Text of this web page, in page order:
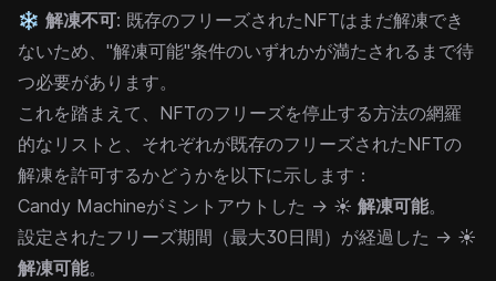
❄️ 解凍不可: 既存のフリーズされたNFTはまだ解凍でき
ないため、"解凍可能"条件のいずれかが満たされるまで待
つ必要があります。
これを踏まえて、NFTのフリーズを停止する方法の網羅
的なリストと、それぞれが既存のフリーズされたNFTの
解凍を許可するかどうかを以下に示します：
Candy Machineがミントアウトした → ☀️ 解凍可能。
設定されたフリーズ期間（最大30日間）が経過した → ☀️
解凍可能。